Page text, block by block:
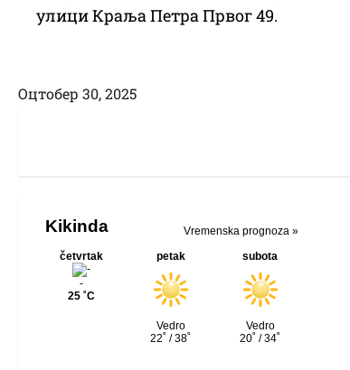
улици Краља Петра Првог 49.
Оцтобер 30, 2025